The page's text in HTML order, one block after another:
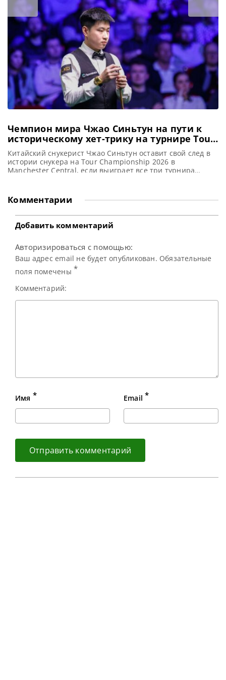
завершилось поражением от Патрика Уилана со счетом
5-10 в первом квалификационном раунде Чемпионата
мира по снукеру, что ознаменовало его вылет
Чемпион мира Чжао Синьтун на пути к
историческому хет-трику на турнире Tour
Championship 2026 по снукеру
Китайский снукерист Чжао Синьтун оставит свой след в
истории снукера на Tour Championship 2026 в
Manchester Central, если выиграет все три турнира
Чжао Синьтун планирует достичь новых высот на
предстоящем Tour Championship 2026. Действующий
Чемпион мира Чжао входит в
Комментарии
Добавить комментарий
Авторизироваться с помощью:
Ваш адрес email не будет опубликован. Обязательные
поля помечены *
Комментарий:
Имя * Email *